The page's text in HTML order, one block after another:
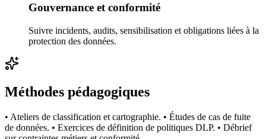
Gouvernance et conformité
Suivre incidents, audits, sensibilisation et obligations liées à la
protection des données.
Méthodes pédagogiques
• Ateliers de classification et cartographie. • Études de cas de fuite
de données. • Exercices de définition de politiques DLP. • Débrief